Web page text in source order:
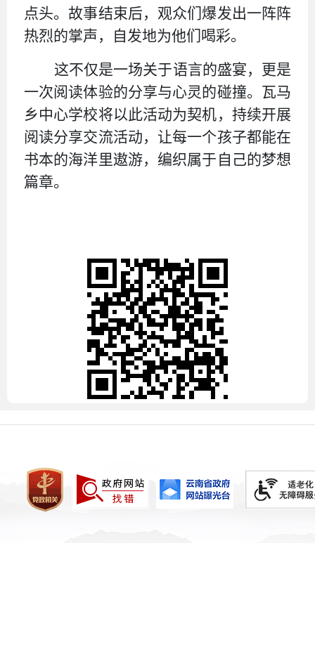
点头。故事结束后，观众们爆发出一阵阵
热烈的掌声，自发地为他们喝彩。
这不仅是一场关于语言的盛宴，更是
一次阅读体验的分享与心灵的碰撞。瓦马
乡中心学校将以此活动为契机，持续开展
阅读分享交流活动，让每一个孩子都能在
书本的海洋里遨游，编织属于自己的梦想
篇章。